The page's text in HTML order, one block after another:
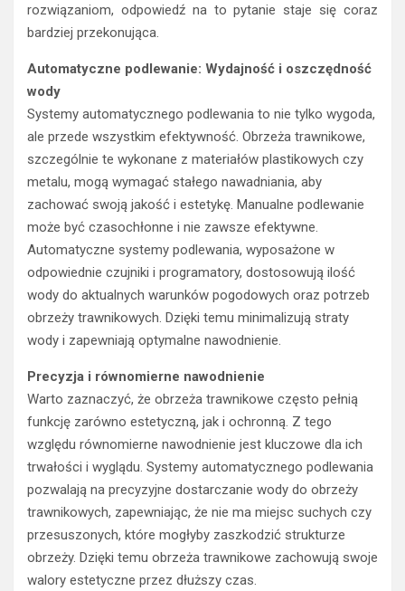
rozwiązaniom, odpowiedź na to pytanie staje się coraz
bardziej przekonująca.
Automatyczne podlewanie: Wydajność i oszczędność
wody
Systemy automatycznego podlewania to nie tylko wygoda,
ale przede wszystkim efektywność. Obrzeża trawnikowe,
szczególnie te wykonane z materiałów plastikowych czy
metalu, mogą wymagać stałego nawadniania, aby
zachować swoją jakość i estetykę. Manualne podlewanie
może być czasochłonne i nie zawsze efektywne.
Automatyczne systemy podlewania, wyposażone w
odpowiednie czujniki i programatory, dostosowują ilość
wody do aktualnych warunków pogodowych oraz potrzeb
obrzeży trawnikowych. Dzięki temu minimalizują straty
wody i zapewniają optymalne nawodnienie.
Precyzja i równomierne nawodnienie
Warto zaznaczyć, że obrzeża trawnikowe często pełnią
funkcję zarówno estetyczną, jak i ochronną. Z tego
względu równomierne nawodnienie jest kluczowe dla ich
trwałości i wyglądu. Systemy automatycznego podlewania
pozwalają na precyzyjne dostarczanie wody do obrzeży
trawnikowych, zapewniając, że nie ma miejsc suchych czy
przesuszonych, które mogłyby zaszkodzić strukturze
obrzeży. Dzięki temu obrzeża trawnikowe zachowują swoje
walory estetyczne przez dłuższy czas.